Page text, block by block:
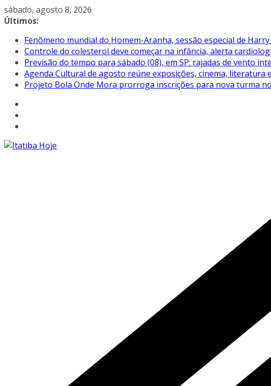
Pular
para
conteúdo
sábado, agosto 8, 2026
Últimos:
Fenômeno mundial do Homem-Aranha, sessão especial de
Controle do colesterol deve começar na infância, alerta
Previsão do tempo para sábado (08), em SP: rajadas de vento
Agenda Cultural de agosto reúne exposições, cinema, literatura
Projeto Bola Onde Mora prorroga inscrições para nova turma